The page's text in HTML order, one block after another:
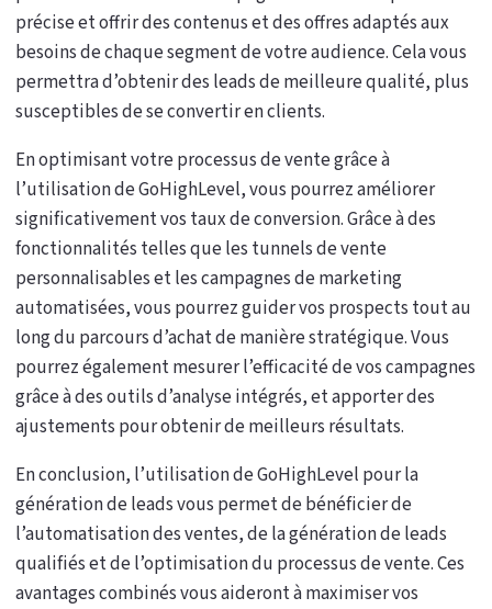
précise et offrir des contenus et des offres adaptés aux
besoins de chaque segment de votre audience. Cela vous
permettra d’obtenir des leads de meilleure qualité, plus
susceptibles de se convertir en clients.
En optimisant votre processus de vente grâce à
l’utilisation de GoHighLevel, vous pourrez améliorer
significativement vos taux de conversion. Grâce à des
fonctionnalités telles que les tunnels de vente
personnalisables et les campagnes de marketing
automatisées, vous pourrez guider vos prospects tout au
long du parcours d’achat de manière stratégique. Vous
pourrez également mesurer l’efficacité de vos campagnes
grâce à des outils d’analyse intégrés, et apporter des
ajustements pour obtenir de meilleurs résultats.
En conclusion, l’utilisation de GoHighLevel pour la
génération de leads vous permet de bénéficier de
l’automatisation des ventes, de la génération de leads
qualifiés et de l’optimisation du processus de vente. Ces
avantages combinés vous aideront à maximiser vos